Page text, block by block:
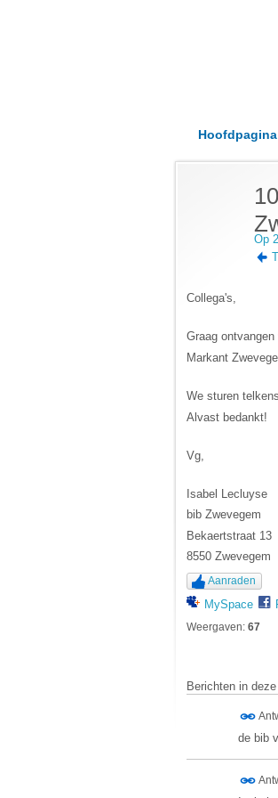
Hoofdpagina
Op
Collega's,
Graag
Markant
We sturen
Alvast bedankt!
Vg,
Isabel Lecluyse
bib Zwevegem
Bekaertstraat 13
8550 Zwevegem
Aanraden
MySpace
Weergaven: 67
Berichten in
de bib